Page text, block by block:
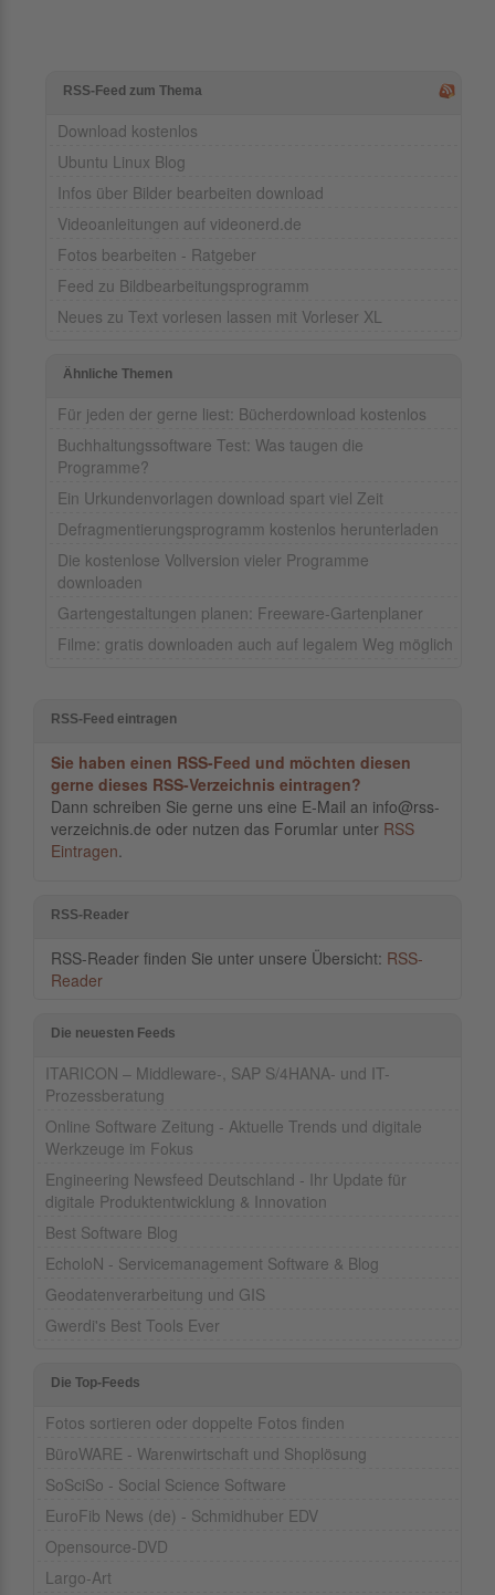
RSS-Feed zum Thema
Download kostenlos
Ubuntu Linux Blog
Infos über Bilder bearbeiten download
Videoanleitungen auf videonerd.de
Fotos bearbeiten - Ratgeber
Feed zu Bildbearbeitungsprogramm
Neues zu Text vorlesen lassen mit Vorleser XL
Ähnliche Themen
Für jeden der gerne liest: Bücherdownload kostenlos
Buchhaltungssoftware Test: Was taugen die
Programme?
Ein Urkundenvorlagen download spart viel Zeit
Defragmentierungsprogramm kostenlos herunterladen
Die kostenlose Vollversion vieler Programme
downloaden
Gartengestaltungen planen: Freeware-Gartenplaner
Filme: gratis downloaden auch auf legalem Weg möglich
RSS-Feed eintragen
Sie haben einen RSS-Feed und möchten diesen
gerne dieses RSS-Verzeichnis eintragen?
Dann schreiben Sie gerne uns eine E-Mail an info@rss-
verzeichnis.de oder nutzen das Forumlar unter RSS
Eintragen.
RSS-Reader
RSS-Reader finden Sie unter unsere Übersicht: RSS-
Reader
Die neuesten Feeds
ITARICON – Middleware-, SAP S/4HANA- und IT-
Prozessberatung
Online Software Zeitung - Aktuelle Trends und digitale
Werkzeuge im Fokus
Engineering Newsfeed Deutschland - Ihr Update für
digitale Produktentwicklung & Innovation
Best Software Blog
EcholoN - Servicemanagement Software & Blog
Geodatenverarbeitung und GIS
Gwerdi's Best Tools Ever
Die Top-Feeds
Fotos sortieren oder doppelte Fotos finden
BüroWARE - Warenwirtschaft und Shoplösung
SoSciSo - Social Science Software
EuroFib News (de) - Schmidhuber EDV
Opensource-DVD
Largo-Art